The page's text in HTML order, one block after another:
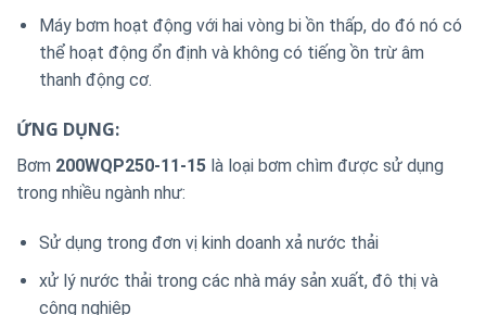
Máy bơm hoạt động với hai vòng bi ồn thấp, do đó nó có
thể hoạt động ổn định và không có tiếng ồn trừ âm
thanh động cơ.
ỨNG DỤNG:
Bơm 200WQP250-11-15 là loại bơm chìm được sử dụng
trong nhiều ngành như:
Sử dụng trong đơn vị kinh doanh xả nước thải
xử lý nước thải trong các nhà máy sản xuất, đô thị và
công nghiệp